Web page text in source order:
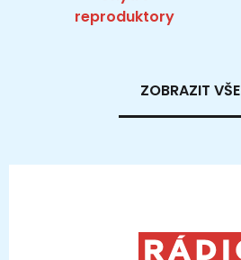
reproduktory
ZOBRAZIT VŠE